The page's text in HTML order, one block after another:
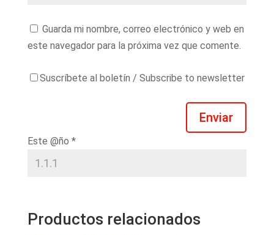
Guarda mi nombre, correo electrónico y web en
este navegador para la próxima vez que comente.
Suscríbete al boletín / Subscribe to newsletter
Enviar
Este @ño *
Productos relacionados